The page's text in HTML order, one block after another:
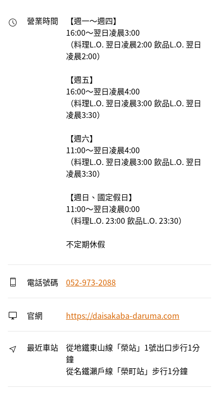
營業時間
【週一～週四】
16:00～翌日凌晨3:00
（料理L.O. 翌日凌晨2:00 飲品L.O. 翌日
凌晨2:00）
【週五】
16:00～翌日凌晨4:00
（料理L.O. 翌日凌晨3:00 飲品L.O. 翌日
凌晨3:30）
【週六】
11:00～翌日凌晨4:00
（料理L.O. 翌日凌晨3:00 飲品L.O. 翌日
凌晨3:30）
【週日、國定假日】
11:00～翌日凌晨0:00
（料理L.O. 23:00 飲品L.O. 23:30）
不定期休假
電話號碼 052-973-2088
官網 https://daisakaba-daruma.com
最近車站
從地鐵東山線「榮站」1號出口步行1分
鐘
從名鐵瀨戶線「榮町站」步行1分鐘